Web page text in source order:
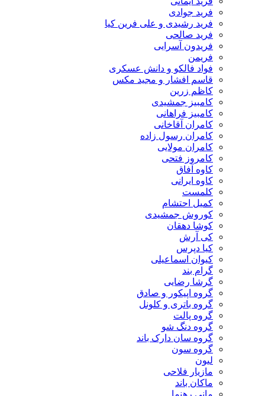
فرید جوادی
فرید رشیدی و علی فرین کیا
فرید صالحی
فریدون آسرایی
فریمن
فواد فالکو و دانش عسکری
قاسم افشار و مجید مکس
کاظم زرین
کامبیز جمشیدی
کامبیز فراهانی
کامران آقاخانی
کامران رسول زاده
کامران مولایی
کامروز فتحی
کاوه آفاق
کاوه ایرانی
کلمست
کمیل احتشام
کوروش جمشیدی
کوشا دهقان
کی آرش
کیا دپرس
کیوان اسماعیلی
گرام بند
گرشا رضایی
گروه اپیکور و صادق
گروه باتری و کلونل
گروه پالت
گروه دنگ شو
گروه سان دارک باند
گروه سون
لیون
مازیار فلاحی
ماکان باند
مانی رهنما